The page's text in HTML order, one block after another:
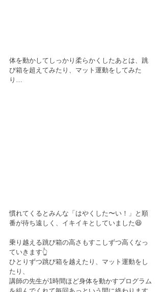
体を動かしてしっかり柔らかくしたあとは、跳
び箱を超えてみたり、マット運動をしてみた
り…
慣れてくるとみんな「はやくした〜い！」と順
番が待ち遠しく、イキイキとしていました😆
乗り越える跳び箱の高さもすこしずつ高くなっ
ていきます👆
ひとりずつ跳び箱を越えたり、マット運動をし
たり、
講師の先生が1時間ほど身体を動かすプログラム